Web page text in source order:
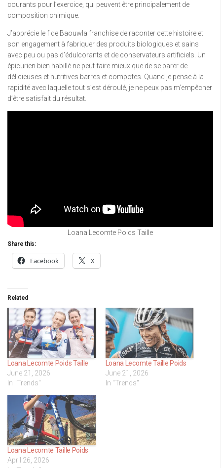
courants pour l’exercice, qui peuvent être principalement de
composition chimique.
J’apprécie le f de Baouwla franchise de raconter cette histoire et
son engagement à fabriquer des produits biologiques et sains
avec peu ou pas d’édulcorants et de conservateurs artificiels. Un
épicurien bien habillé ne peut faire mieux que de se parer de
délicieuses et nutritives barres et compotes. Quand je pense à la
rapidité avec laquelle tout s’est déroulé, je ne peux pas m’empêcher
d’être satisfait du résultat.
Loana Lecomte Poids Taille
Share this:
Facebook X
Related
Loana Lecomte Poids Taille
June 21, 2026
In "Trends"
Loana Lecomte Taille Poids
June 21, 2026
In "Trends"
Loana Lecomte Taille Poids
April 26, 2026